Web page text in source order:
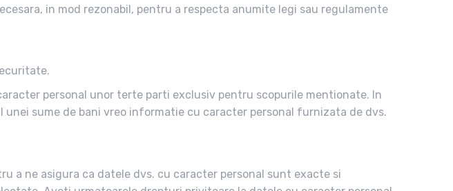
in mod rezonabil, pentru a respecta anumite legi sau regulamente
personal unor terte parti exclusiv pentru scopurile mentionate. In
sume de bani vreo informatie cu caracter personal furnizata de dvs.
a ne asigura ca datele dvs. cu caracter personal sunt exacte si